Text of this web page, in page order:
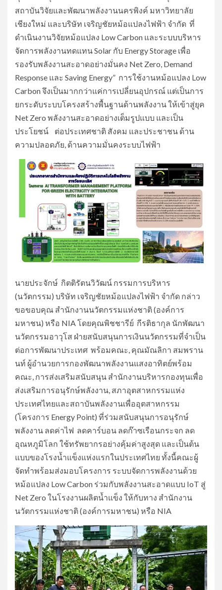
สถาบันวิจัยและพัฒนาพลังงานนครพิงค์ มหาวิทยาลัย
เชียงใหม่ และบริษัท เจริญชัยหม้อแปลงไฟฟ้า จำกัด ที่
ดำเนินงานวิจัยหม้อแปลง Low Carbon และระบบบริหาร
จัดการพลังงานทดแทน Solar กับ Energy Storage เพื่อ
รองรับพลังงานสะอาดอย่างมั่นคง Net Zero, Demand
Response และ Saving Energy” การใช้งานหม้อแปลง Low
Carbon จึงเป็นมากกว่าแค่การเปลี่ยนอุปกรณ์ แต่เป็นการ
ยกระดับระบบโครงสร้างพื้นฐานด้านพลังงาน ให้เข้าสู่ยุค
Net Zero พลังงานสะอาดอย่างเต็มรูปแบบ และเป็น
ประโยชน์ ต่อประเทศชาติ สังคม และประชาชน ด้าน
ความปลอดภัย, ด้านความมั่นคงระบบไฟฟ้า
นายประจักษ์ กิตติรัตนวิวัฒน์ กรรมการบริหาร
(นวัตกรรม) บริษัท เจริญชัยหม้อแปลงไฟฟ้า จำกัด กล่าว
ขอขอบคุณ สำนักงานนวัตกรรมแห่งชาติ (องค์การ
มหาชน) หรือ NIA โดยคุณพิชชารีย์ กีรติธากุล นักพัฒนา
นวัตกรรมอาวุโส ฝ่ายสนับสนุนการเงินนวัตกรรมที่จำเป็น
ต่อการพัฒนาประเทศ พร้อมคณะ, คุณมัณลิกา สมพราน
นท์ ผู้อำนวยการกองพัฒนาพลังงานแสงอาทิตย์พร้อม
คณะ, การส่งเสริมสนับสนุน สำนักงานบริหารกองทุนเพื่อ
ส่งเสริมการอนุรักษ์พลังงาน, สภาอุตสาหกรรมแห่ง
ประเทศไทยและสถาบันพลังงานเพื่ออุตสาหกรรม
(โครงการ Energy Point) ที่ร่วมสนับสนุนการอนุรักษ์
พลังงาน ลดค่าไฟ ลดคาร์บอน ลดก๊าซเรือนกระจก ลด
อุณหภูมิโลก ใช้ทรัพยากรอย่างคุ้มค่าสูงสุด และเป็นต้น
แบบของโรงน้ำแข็งแห่งแรกในประเทศไทย ทั้งนี้คณะผู้
จัดทำพร้อมส่งมอบโครงการ ระบบจัดการพลังงานด้วย
หม้อแปลง Low Carbon ร่วมกับพลังงานสะอาดแบบ IoT สู่
Net Zero ในโรงงานผลิตน้ำแข็ง ให้กับทาง สำนักงาน
นวัตกรรมแห่งชาติ (องค์การมหาชน) หรือ NIA